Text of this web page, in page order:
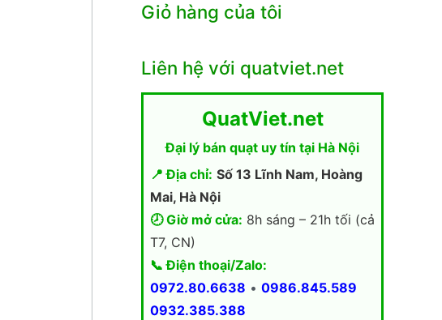
Giỏ hàng của tôi
Liên hệ với quatviet.net
QuatViet.net
Đại lý bán quạt uy tín tại Hà Nội
📍 Địa chỉ: Số 13 Lĩnh Nam, Hoàng
Mai, Hà Nội
🕗 Giờ mở cửa: 8h sáng – 21h tối (cả
T7, CN)
📞 Điện thoại/Zalo:
0972.80.6638 • 0986.845.589
0932.385.388